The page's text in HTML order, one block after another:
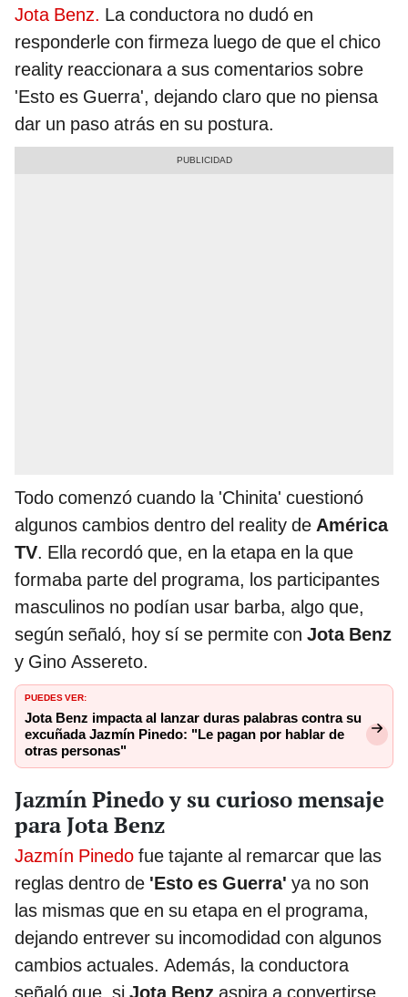
Jota Benz. La conductora no dudó en
responderle con firmeza luego de que el chico
reality reaccionara a sus comentarios sobre
'Esto es Guerra', dejando claro que no piensa
dar un paso atrás en su postura.
Todo comenzó cuando la 'Chinita' cuestionó
algunos cambios dentro del reality de América
TV. Ella recordó que, en la etapa en la que
formaba parte del programa, los participantes
masculinos no podían usar barba, algo que,
según señaló, hoy sí se permite con Jota Benz
y Gino Assereto.
PUEDES VER:
Jota Benz impacta al lanzar duras palabras contra su
excuñada Jazmín Pinedo: "Le pagan por hablar de
otras personas"
Jazmín Pinedo y su curioso mensaje
para Jota Benz
Jazmín Pinedo fue tajante al remarcar que las
reglas dentro de 'Esto es Guerra' ya no son
las mismas que en su etapa en el programa,
dejando entrever su incomodidad con algunos
cambios actuales. Además, la conductora
señaló que, si Jota Benz aspira a convertirse